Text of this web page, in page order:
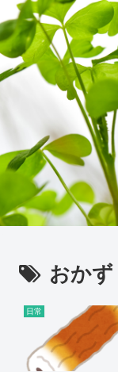
おかず
日常